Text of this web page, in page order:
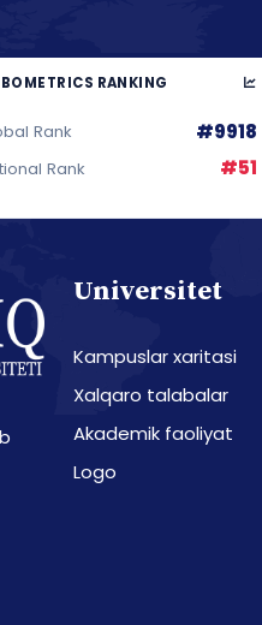
RANKING
Rank #9918
Rank #51
Universitet
Kampuslar xaritasi
Xalqaro talabalar
Akademik faoliyat
Logo